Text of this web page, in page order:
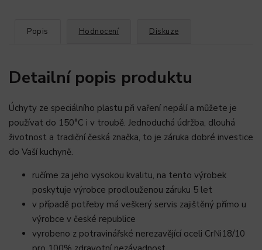
Popis Hodnocení Diskuze
Detailní popis produktu
Úchyty ze speciálního plastu při vaření nepálí a můžete je
používat do 150°C i v troubě. Jednoduchá údržba, dlouhá
životnost a tradiční česká značka, to je záruka dobré investice
do Vaší kuchyně.
ručíme za jeho vysokou kvalitu, na tento výrobek
poskytuje výrobce prodlouženou záruku 5 let
v případě potřeby má veškerý servis zajištěný přímo u
výrobce v české republice
vyrobeno z potravinářské nerezavějící oceli CrNi18/10